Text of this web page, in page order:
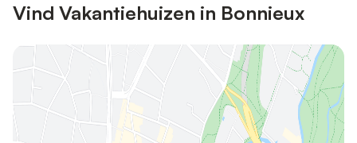
Vind Vakantiehuizen in Bonnieux